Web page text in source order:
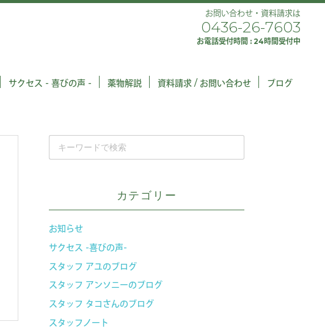
お問い合わせ・資料請求は
0436-26-7603
お電話受付時間 : 24時間受付中
サクセス - 喜びの声 - 薬物解説 資料請求 / お問い合わせ ブログ
カテゴリー
お知らせ
サクセス -喜びの声-
スタッフ アユのブログ
スタッフ アンソニーのブログ
スタッフ タコさんのブログ
スタッフノート